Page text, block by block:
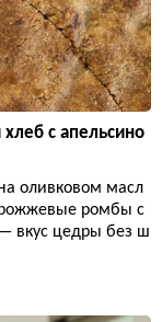
с апельсино
оливковом масл
ромбы с
вкус цедры без ш